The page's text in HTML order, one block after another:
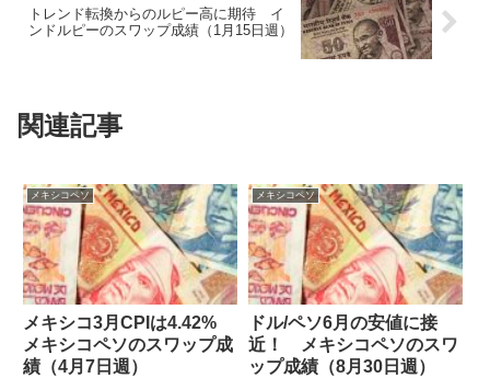
トレンド転換からのルピー高に期待 イ
ンドルピーのスワップ成績（1月15日週）
関連記事
メキシコペソ
メキシコ3月CPIは4.42%
メキシコペソのスワップ成
績（4月7日週）
メキシコペソ
ドル/ペソ6月の安値に接
近！ メキシコペソのスワ
ップ成績（8月30日週）